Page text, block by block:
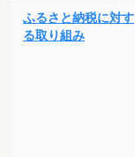
ふるさと納税に対す
る取り組み